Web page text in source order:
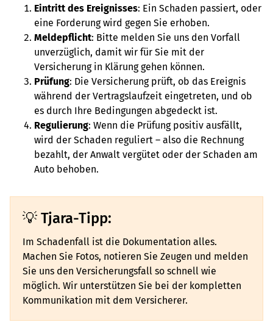
Eintritt des Ereignisses: Ein Schaden passiert, oder
eine Forderung wird gegen Sie erhoben.
Meldepflicht: Bitte melden Sie uns den Vorfall
unverzüglich, damit wir für Sie mit der
Versicherung in Klärung gehen können.
Prüfung: Die Versicherung prüft, ob das Ereignis
während der Vertragslaufzeit eingetreten, und ob
es durch Ihre Bedingungen abgedeckt ist.
Regulierung: Wenn die Prüfung positiv ausfällt,
wird der Schaden reguliert – also die Rechnung
bezahlt, der Anwalt vergütet oder der Schaden am
Auto behoben.
Tjara-Tipp:
Im Schadenfall ist die Dokumentation alles.
Machen Sie Fotos, notieren Sie Zeugen und melden
Sie uns den Versicherungsfall so schnell wie
möglich. Wir unterstützen Sie bei der kompletten
Kommunikation mit dem Versicherer.